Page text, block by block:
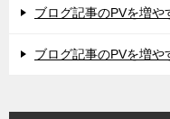
ブログ記事のPVを増や
ブログ記事のPVを増や